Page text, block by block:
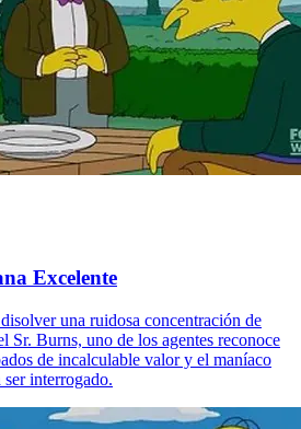
Excelente
una ruidosa concentración de
Sr. Burns, uno de los agentes reconoce
de incalculable valor y el maníaco
interrogado.